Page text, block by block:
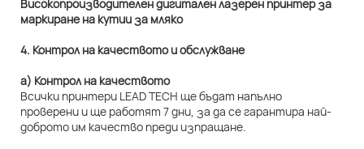
4. Контрол на качеството и обслужване
а) Контрол на качеството
Всички принтери LEAD TECH ще бъдат напълно
проверени и ще работят 7 дни, за да се гарантира най-
доброто им качество преди изпращане.